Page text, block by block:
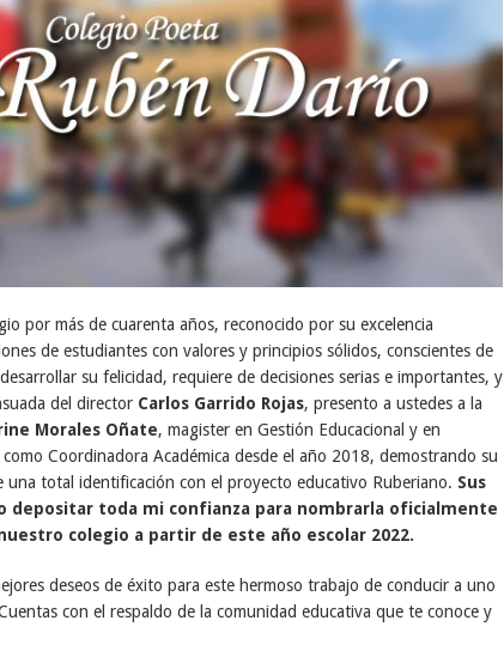
por más de cuarenta años, reconocido por su excelencia
de estudiantes con valores y principios sólidos, conscientes de
su felicidad, requiere de decisiones serias e importantes, y
del director Carlos Garrido Rojas, presento a ustedes a la
Morales Oñate, magister en Gestión Educacional y en
Coordinadora Académica desde el año 2018, demostrando su
una total identificación con el proyecto educativo Ruberiano. Sus
depositar toda mi confianza para nombrarla oficialmente
colegio a partir de este año escolar 2022.
deseos de éxito para este hermoso trabajo de conducir a uno
con el respaldo de la comunidad educativa que te conoce y